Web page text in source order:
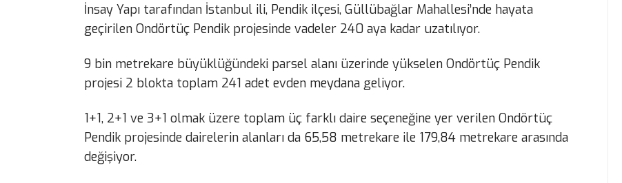
İnsay Yapı tarafından İstanbul ili, Pendik ilçesi, Güllübağlar Mahallesi’nde hayata
geçirilen Ondörtüç Pendik projesinde vadeler 240 aya kadar uzatılıyor.
9 bin metrekare büyüklüğündeki parsel alanı üzerinde yükselen Ondörtüç Pendik
projesi 2 blokta toplam 241 adet evden meydana geliyor.
1+1, 2+1 ve 3+1 olmak üzere toplam üç farklı daire seçeneğine yer verilen Ondörtüç
Pendik projesinde dairelerin alanları da 65,58 metrekare ile 179,84 metrekare arasında
değişiyor.